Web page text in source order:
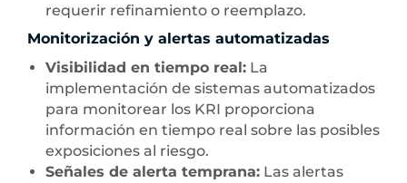
requerir refinamiento o reemplazo.
Monitorización y alertas automatizadas
Visibilidad en tiempo real: La
implementación de sistemas automatizados
para monitorear los KRI proporciona
información en tiempo real sobre las posibles
exposiciones al riesgo.
Señales de alerta temprana: Las alertas